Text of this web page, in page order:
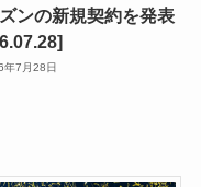
ンの新規契約を発表
年7月28日